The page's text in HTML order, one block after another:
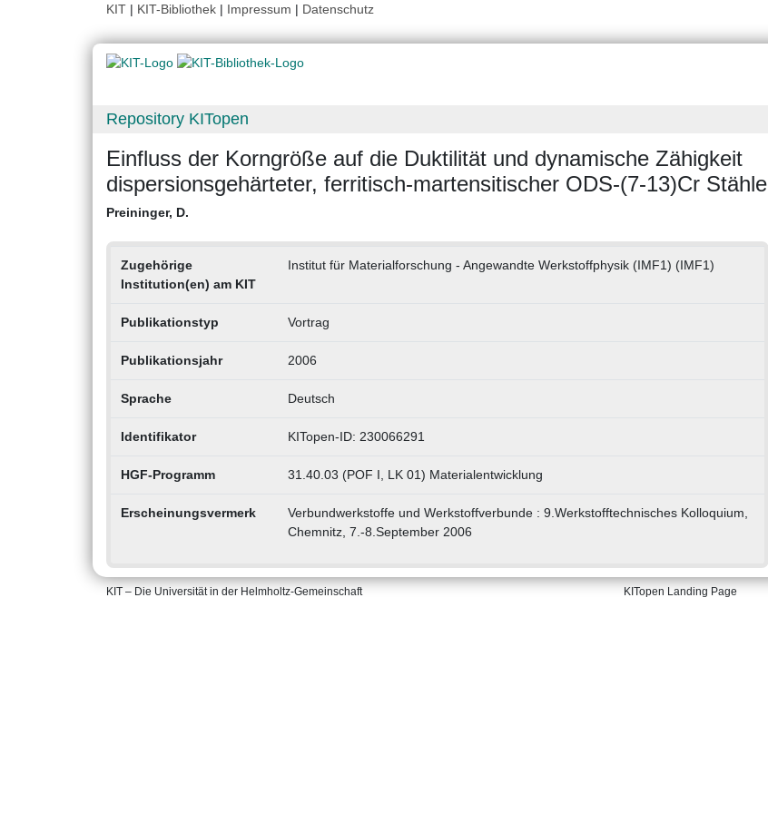
KIT | KIT-Bibliothek | Impressum | Datenschutz
Repository KITopen
Einfluss der Korngröße auf die Duktilität und dynamische Zähigkeit
dispersionsgehärteter, ferritisch-martensitischer ODS-(7-13)Cr Stähle
Preininger, D.
Zugehörige
Institution(en) am KIT
Institut für Materialforschung - Angewandte Werkstoffphysik (IMF1) (IMF1)
Publikationstyp Vortrag
Publikationsjahr 2006
Sprache Deutsch
Identifikator KITopen-ID: 230066291
HGF-Programm 31.40.03 (POF I, LK 01) Materialentwicklung
Erscheinungsvermerk
Verbundwerkstoffe und Werkstoffverbunde : 9.Werkstofftechnisches Kolloquium,
Chemnitz, 7.-8.September 2006
KIT – Die Universität in der Helmholtz-Gemeinschaft KITopen Landing Page